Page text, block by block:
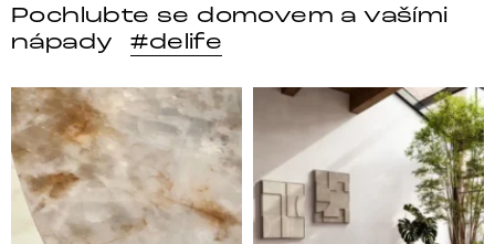
Pochlubte se domovem a vašími
nápady
#delife
DELIFE – Nábytek, který promění dům v domov. Domo
Místo, kam se budeš těšit